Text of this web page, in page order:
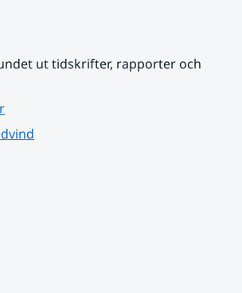
ut tidskrifter, rapporter och